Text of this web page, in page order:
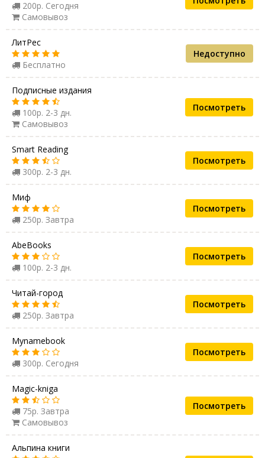
200р. Сегодня
Самовывоз
ЛитРес
Бесплатно
Недоступно
Подписные издания
100р. 2-3 дн.
Самовывоз
Посмотреть
Smart Reading
300р. 2-3 дн.
Посмотреть
Миф
250р. Завтра
Посмотреть
AbeBooks
100р. 2-3 дн.
Посмотреть
Читай-город
250р. Завтра
Посмотреть
Mynamebook
300р. Сегодня
Посмотреть
Magic-kniga
75р. Завтра
Самовывоз
Посмотреть
Альпина книги